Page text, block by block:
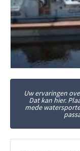
Uw ervaringen
Dat kan hier.
mede